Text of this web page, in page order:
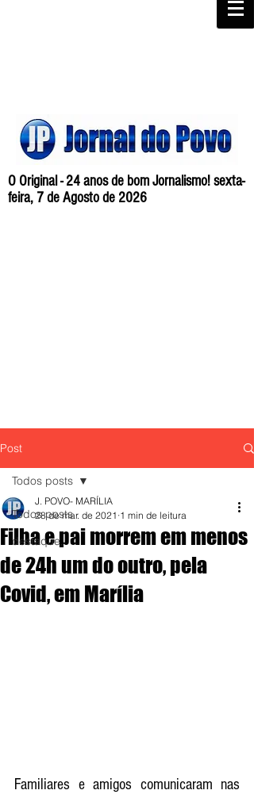
O Original - 24 anos de bom Jornalismo! sexta-
feira, 7 de Agosto de 2026
Post
Todos posts
destaque,
Todos posts
Filha e pai morrem em menos
de 24h um do outro, pela
Covid, em Marília
J. POVO- MARÍLIA
28 de mar. de 2021 1 min de leitura
Familiares e amigos comunicaram nas